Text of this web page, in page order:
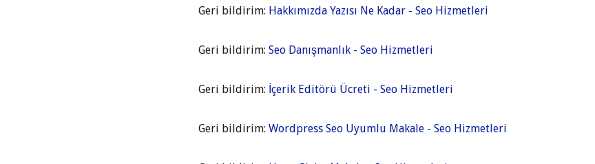
Geri bildirim: Hakkımızda Yazısı Ne Kadar - Seo Hizmetleri
Geri bildirim: Seo Danışmanlık - Seo Hizmetleri
Geri bildirim: İçerik Editörü Ücreti - Seo Hizmetleri
Geri bildirim: Wordpress Seo Uyumlu Makale - Seo Hizmetleri